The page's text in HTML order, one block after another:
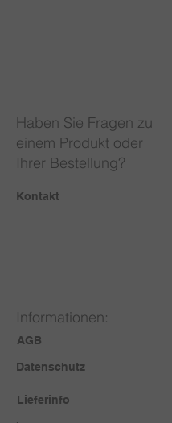
Haben Sie Fragen zu
einem Produkt oder
Ihrer Bestellung?
Kontakt
Informationen:
AGB
Datenschutz
Lieferinfo